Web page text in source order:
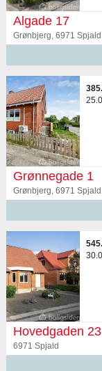
Algade 17
Grønbjerg, 6971 Spjald
Grønnegade 1
Grønbjerg, 6971 Spjald
Hovedgaden 23
6971 Spjald